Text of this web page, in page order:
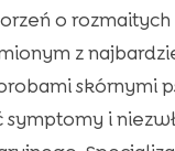
o
z
skórnymi
i